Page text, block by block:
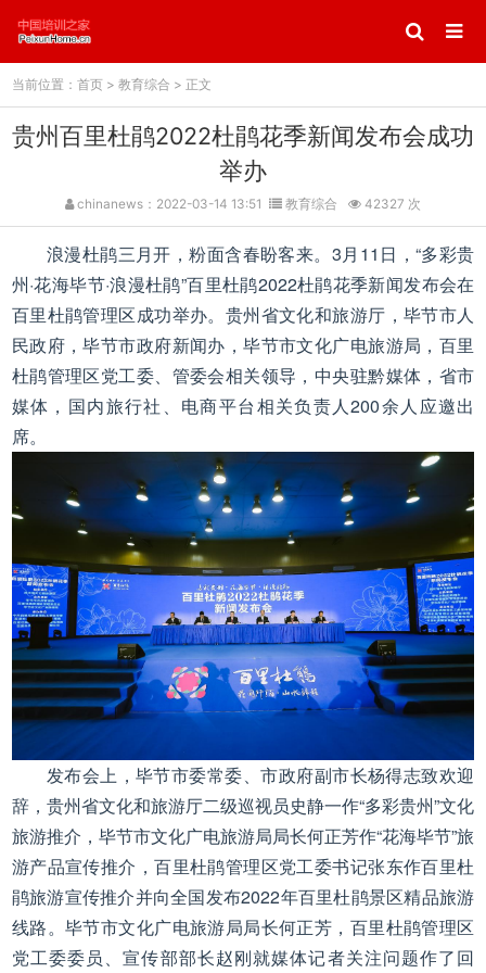
当前位置： 首页> 教育综合 > 正文
贵州百里杜鹃2022杜鹃花季新闻发布会成功
举办
chinanews：2022-03-14 13:51 教育综合 42327 次
浪漫杜鹃三月开，粉面含春盼客来。3月11日，“多彩贵
州·花海毕节·浪漫杜鹃”百里杜鹃2022杜鹃花季新闻发布会在
百里杜鹃管理区成功举办。贵州省文化和旅游厅，毕节市人
民政府，毕节市政府新闻办，毕节市文化广电旅游局，百里
杜鹃管理区党工委、管委会相关领导，中央驻黔媒体，省市
媒体，国内旅行社、电商平台相关负责人200余人应邀出
席。
发布会上，毕节市委常委、市政府副市长杨得志致欢迎
辞，贵州省文化和旅游厅二级巡视员史静一作“多彩贵州”文化
旅游推介，毕节市文化广电旅游局局长何正芳作“花海毕节”旅
游产品宣传推介，百里杜鹃管理区党工委书记张东作百里杜
鹃旅游宣传推介并向全国发布2022年百里杜鹃景区精品旅游
线路。毕节市文化广电旅游局局长何正芳，百里杜鹃管理区
党工委委员、宣传部部长赵刚就媒体记者关注问题作了回